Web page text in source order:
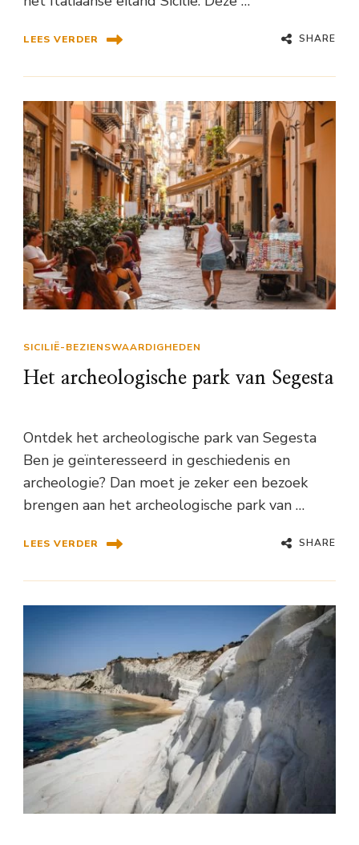
LEES VERDER SHARE
SICILIË-BEZIENSWAARDIGHEDEN
Het archeologische park van Segesta
Ontdek het archeologische park van Segesta
Ben je geïnteresseerd in geschiedenis en
archeologie? Dan moet je zeker een bezoek
brengen aan het archeologische park van …
LEES VERDER SHARE